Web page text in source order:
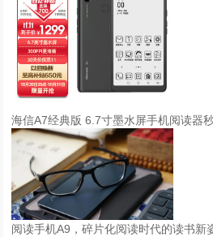
海信A7经典版 6.7寸墨水屏手机阅读器
阅读手机A9，碎片化阅读时代的读书新